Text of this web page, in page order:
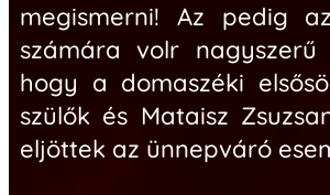
megismerni! Az pedig
számára volr nagyszerű
hogy a domaszéki
szülők és Mataisz
eljöttek az ünnepváró